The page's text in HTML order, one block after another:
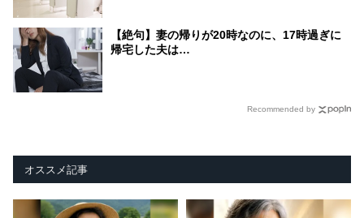
【絶句】妻の帰りが20時なのに、17時過ぎに
帰宅した夫は…
Recommended by
オススメ記事